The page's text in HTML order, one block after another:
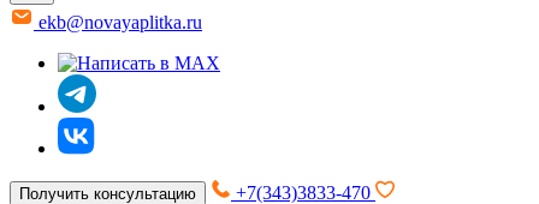
ekb@novayaplitka.ru
Получить консультацию +7(343)3833-470